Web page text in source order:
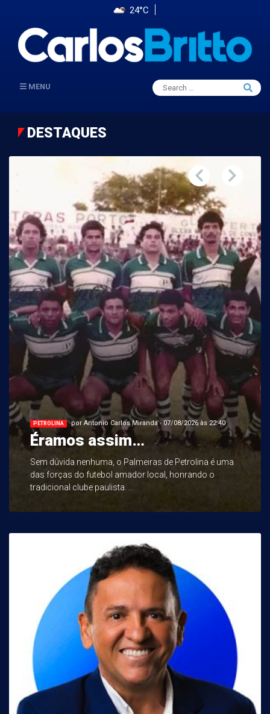
24°C
MENU
Search
for:
Search
DESTAQUES
PETROLINA por Antonio Carlos Miranda - 07/08/2026 às 22:40
Éramos assim…
Sem dúvida nenhuma, o Palmeiras de Petrolina é uma
das forças do futebol amador local, honrando o
tradicional clube paulista. ...